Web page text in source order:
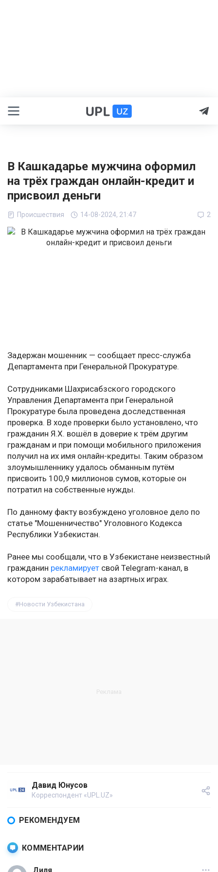
В Кашкадарье мужчина оформил
на трёх граждан онлайн-кредит и
присвоил деньги
Происшествия 14-08-2024, 21:47 2
Задержан мошенник — сообщает пресс-служба
Департамента при Генеральной Прокуратуре.
Сотрудниками Шахрисабзского городского
Управления Департамента при Генеральной
Прокуратуре была проведена доследственная
проверка. В ходе проверки было установлено, что
гражданин Я.Х. вошёл в доверие к трём другим
гражданам и при помощи мобильного приложения
получил на их имя онлайн-кредиты. Таким образом
злоумышленнику удалось обманным путём
присвоить 100,9 миллионов сумов, которые он
потратил на собственные нужды.
По данному факту возбуждено уголовное дело по
статье "Мошенничество" Уголовного Кодекса
Республики Узбекистан.
Ранее мы сообщали, что в Узбекистане неизвестный
гражданин рекламирует свой Telegram-канал, в
котором зарабатывает на азартных играх.
Новости Узбекистана
Давид Юнусов
Корреспондент «UPL.UZ»
РЕКОМЕНДУЕМ
КОММЕНТАРИИ